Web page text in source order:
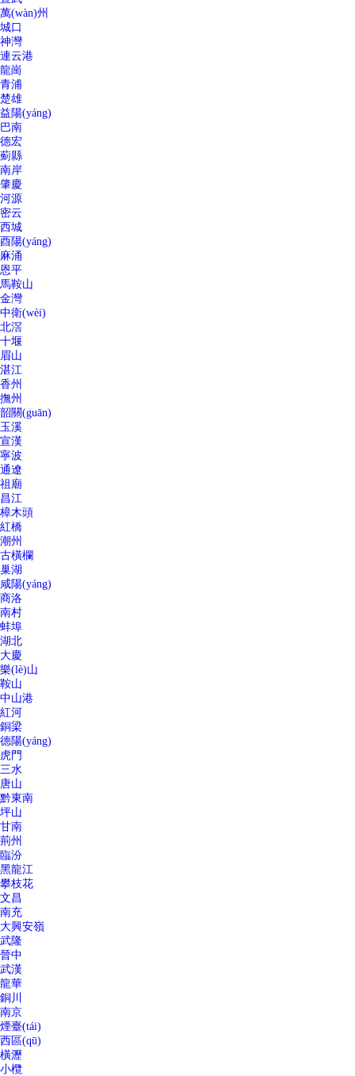
萬(wàn)州
城口
神灣
連云港
龍崗
青浦
楚雄
益陽(yáng)
巴南
德宏
薊縣
南岸
肇慶
河源
密云
西城
酉陽(yáng)
麻涌
恩平
馬鞍山
金灣
中衛(wèi)
北滘
十堰
眉山
湛江
香州
撫州
韶關(guān)
玉溪
宣漢
寧波
通遼
祖廟
昌江
樟木頭
紅橋
潮州
古橫欄
巢湖
咸陽(yáng)
商洛
南村
蚌埠
湖北
大慶
樂(lè)山
鞍山
中山港
紅河
銅梁
德陽(yáng)
虎門
三水
唐山
黔東南
坪山
甘南
荊州
臨汾
黑龍江
攀枝花
文昌
南充
大興安嶺
武隆
晉中
武漢
龍華
銅川
南京
煙臺(tái)
西區(qū)
橫瀝
小欖